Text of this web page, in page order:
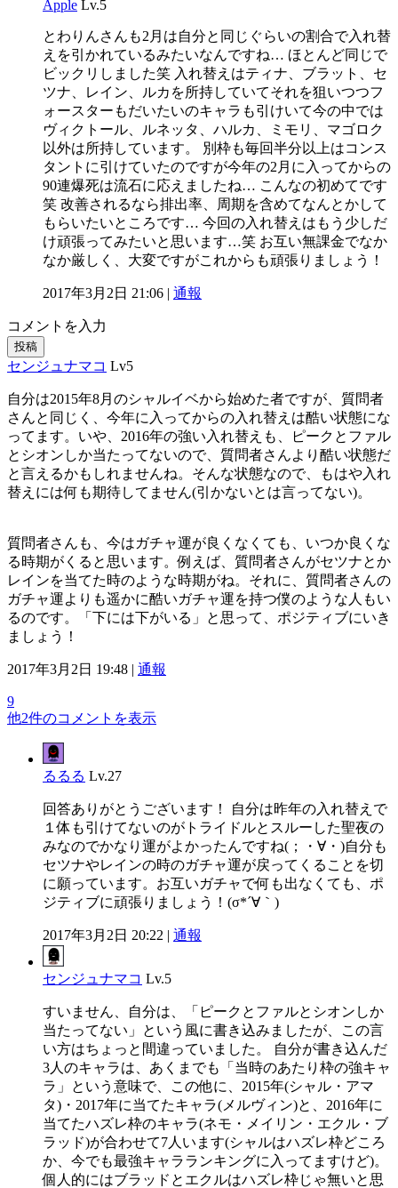
Apple Lv.5
とわりんさんも2月は自分と同じぐらいの割合で入れ替
えを引かれているみたいなんですね… ほとんど同じで
ビックリしました笑 入れ替えはティナ、ブラット、セ
ツナ、レイン、ルカを所持していてそれを狙いつつフ
ォースターもだいたいのキャラも引けいて今の中では
ヴィクトール、ルネッタ、ハルカ、ミモリ、マゴロク
以外は所持しています。 別枠も毎回半分以上はコンス
タントに引けていたのですが今年の2月に入ってからの
90連爆死は流石に応えましたね… こんなの初めてです
笑 改善されるなら排出率、周期を含めてなんとかして
もらいたいところです… 今回の入れ替えはもう少しだ
け頑張ってみたいと思います…笑 お互い無課金でなか
なか厳しく、大変ですがこれからも頑張りましょう！
2017年3月2日 21:06 | 通報
コメントを入力
投稿
センジュナマコ Lv5
自分は2015年8月のシャルイベから始めた者ですが、質問者
さんと同じく、今年に入ってからの入れ替えは酷い状態にな
ってます。いや、2016年の強い入れ替えも、ピークとファル
とシオンしか当たってないので、質問者さんより酷い状態だ
と言えるかもしれませんね。そんな状態なので、もはや入れ
替えには何も期待してません(引かないとは言ってない)。
質問者さんも、今はガチャ運が良くなくても、いつか良くな
る時期がくると思います。例えば、質問者さんがセツナとか
レインを当てた時のような時期がね。それに、質問者さんの
ガチャ運よりも遥かに酷いガチャ運を持つ僕のような人もい
るのです。「下には下がいる」と思って、ポジティブにいき
ましょう！
2017年3月2日 19:48 | 通報
9
他2件のコメントを表示
るるる Lv.27
回答ありがとうございます！ 自分は昨年の入れ替えで
１体も引けてないのがトライドルとスルーした聖夜の
みなのでかなり運がよかったんですね(；・∀・)自分も
セツナやレインの時のガチャ運が戻ってくることを切
に願っています。お互いガチャで何も出なくても、ポ
ジティブに頑張りましょう！(σ*´∀｀)
2017年3月2日 20:22 | 通報
センジュナマコ Lv.5
すいません、自分は、「ピークとファルとシオンしか
当たってない」という風に書き込みましたが、この言
い方はちょっと間違っていました。 自分が書き込んだ
3人のキャラは、あくまでも「当時のあたり枠の強キャ
ラ」という意味で、この他に、2015年(シャル・アマ
タ)・2017年に当てたキャラ(メルヴィン)と、2016年に
当てたハズレ枠のキャラ(ネモ・メイリン・エクル・ブ
ラッド)が合わせて7人います(シャルはハズレ枠どころ
か、今でも最強キャラランキングに入ってますけど)。
個人的にはブラッドとエクルはハズレ枠じゃ無いと思